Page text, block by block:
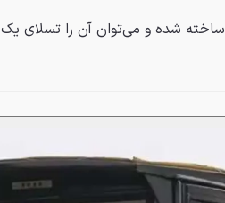
ویورلی مدل 93 یک خودروی الکتریکی است که در سال 1913 ساخته شده و می‌توان آن را تسلای یک